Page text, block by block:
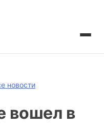
новости
вошел в